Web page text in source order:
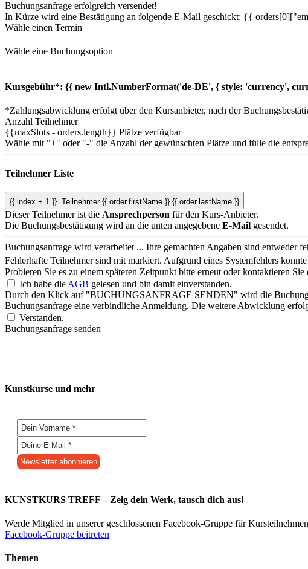
Buchungsanfrage erfolgreich versendet!
In Kürze wird eine Bestätigung an folgende E-Mail geschickt: {{
Wähle einen Termin
Wähle eine Buchungsoption
Kursgebühr*: {{ new Intl.NumberFormat('de-DE', { style: 'currency',
*Zahlungsabwicklung erfolgt über den Kursanbieter, nach der
Anzahl Teilnehmer
{{maxSlots - orders.length}} Plätze verfügbar
Wähle mit "+" oder "-" die Anzahl der gewünschten Plätze und fülle die
Teilnehmer Liste
{{ index + 1 }}. Teilnehmer {{ order.firstName }} {{ order.lastName }}
Dieser Teilnehmer ist die Ansprechperson für den Kurs-Anbieter.
Die Buchungsbestätigung wird an die unten angegebene E-Mail gesendet.
Buchungsanfrage wird verarbeitet ... Ihre gemachten Angaben sind entweder
Fehlerhafte Teilnehmer sind mit markiert. Aufgrund eines Systemfehlers
Probieren Sie es zu einem späteren Zeitpunkt bitte erneut oder kontaktieren
Ich habe die AGB gelesen und bin damit einverstanden.
Durch den Klick auf "BUCHUNGSANFRAGE SENDEN" wird die
Buchungsanfrage eine verbindliche Anmeldung. Die weitere Abwicklung
Verstanden.
Buchungsanfrage senden
Kunstkurse und mehr
KUNSTKURS TREFF – Zeig dein Werk, tausch dich aus!
Werde Mitglied in unserer geschlossenen Facebook-Gruppe für
Facebook-Gruppe beitreten
Themen